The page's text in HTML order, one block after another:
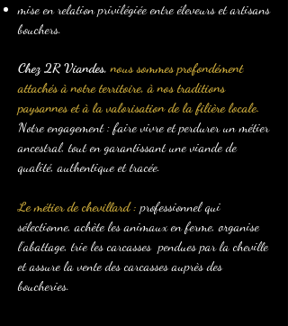
mise en relation privilégiée entre éleveurs et artisans
bouchers.
Chez 2R Viandes,nous sommes profondément
attachés à notre territoire, à nos traditions
paysannes et à la valorisation de la filière locale.
Notre engagement : faire vivre et perdurer un métier
ancestral, tout en garantissant une viande de
qualité, authentique et tracée.
Le métier de chevillard : professionnel qui
sélectionne, achète les animaux en ferme, organise
l’abattage, trie les carcasses pendues par la cheville
et assure la vente des carcasses auprès des
boucheries.